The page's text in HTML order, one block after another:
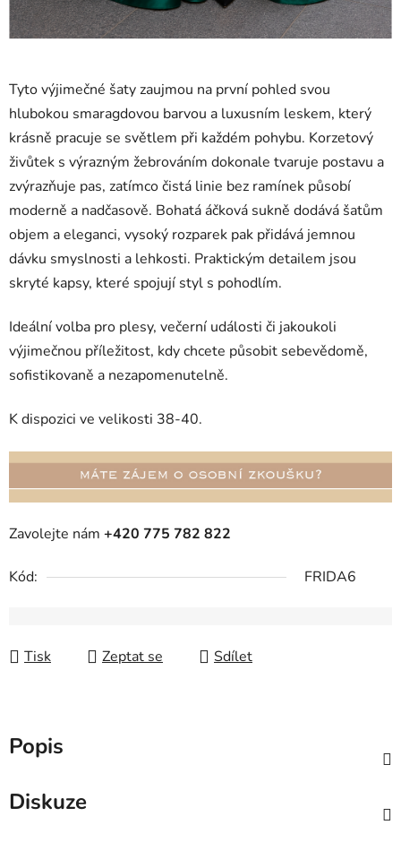
Tyto výjimečné šaty zaujmou na první pohled svou
hlubokou smaragdovou barvou a luxusním leskem, který
krásně pracuje se světlem při každém pohybu. Korzetový
živůtek s výrazným žebrováním dokonale tvaruje postavu a
zvýrazňuje pas, zatímco čistá linie bez ramínek působí
moderně a nadčasově. Bohatá áčková sukně dodává šatům
objem a eleganci, vysoký rozparek pak přidává jemnou
dávku smyslnosti a lehkosti. Praktickým detailem jsou
skryté kapsy, které spojují styl s pohodlím.
Ideální volba pro plesy, večerní události či jakoukoli
výjimečnou příležitost, kdy chcete působit sebevědomě,
sofistikovaně a nezapomenutelně.
K dispozici ve velikosti 38-40.
Zavolejte nám +420 775 782 822
Kód: FRIDA6
Tisk Zeptat se Sdílet
Popis
Diskuze